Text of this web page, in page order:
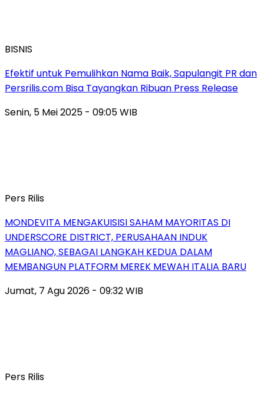
BISNIS
Efektif untuk Pemulihkan Nama Baik, Sapulangit PR dan
Persrilis.com Bisa Tayangkan Ribuan Press Release
Senin, 5 Mei 2025 - 09:05 WIB
Pers Rilis
MONDEVITA MENGAKUISISI SAHAM MAYORITAS DI
UNDERSCORE DISTRICT, PERUSAHAAN INDUK
MAGLIANO, SEBAGAI LANGKAH KEDUA DALAM
MEMBANGUN PLATFORM MEREK MEWAH ITALIA BARU
Jumat, 7 Agu 2026 - 09:32 WIB
Pers Rilis